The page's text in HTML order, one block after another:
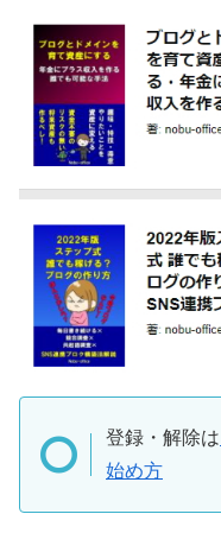
登録・解除は
始め方